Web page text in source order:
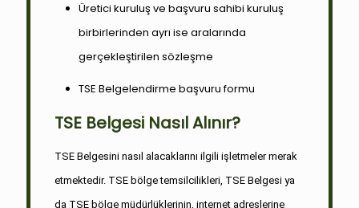
Üretici kuruluş ve başvuru sahibi kuruluş
birbirlerinden ayrı ise aralarında
gerçekleştirilen sözleşme
TSE Belgelendirme başvuru formu
TSE Belgesi Nasıl Alınır?
TSE Belgesini nasıl alacaklarını ilgili işletmeler merak
etmektedir. TSE bölge temsilcilikleri, TSE Belgesi ya
da TSE bölge müdürlüklerinin, internet adreslerine